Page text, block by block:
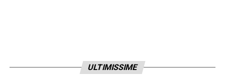
ULTIMISSIME